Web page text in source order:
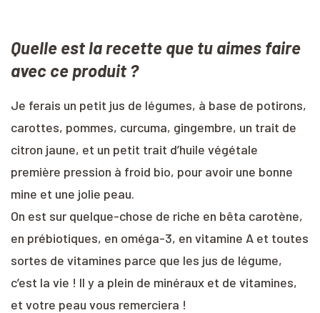
Quelle est la recette que tu aimes faire
avec ce produit ?
Je ferais un petit jus de légumes, à base de potirons,
carottes, pommes, curcuma, gingembre, un trait de
citron jaune, et un petit trait d’huile végétale
première pression à froid bio, pour avoir une bonne
mine et une jolie peau.
On est sur quelque-chose de riche en bêta carotène,
en prébiotiques, en oméga-3, en vitamine A et toutes
sortes de vitamines parce que les jus de légume,
c’est la vie ! Il y a plein de minéraux et de vitamines,
et votre peau vous remerciera !